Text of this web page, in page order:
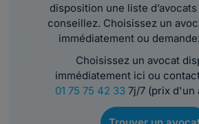
disposition une liste
conseillez. Choisissez un
immédiatement ou
Choisissez un avocat
immédiatement ici ou
01 75 75 42 337j/7 (prix d'un